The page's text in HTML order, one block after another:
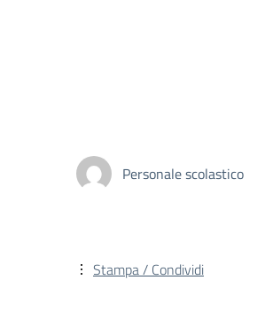
Personale scolastico
Stampa / Condividi